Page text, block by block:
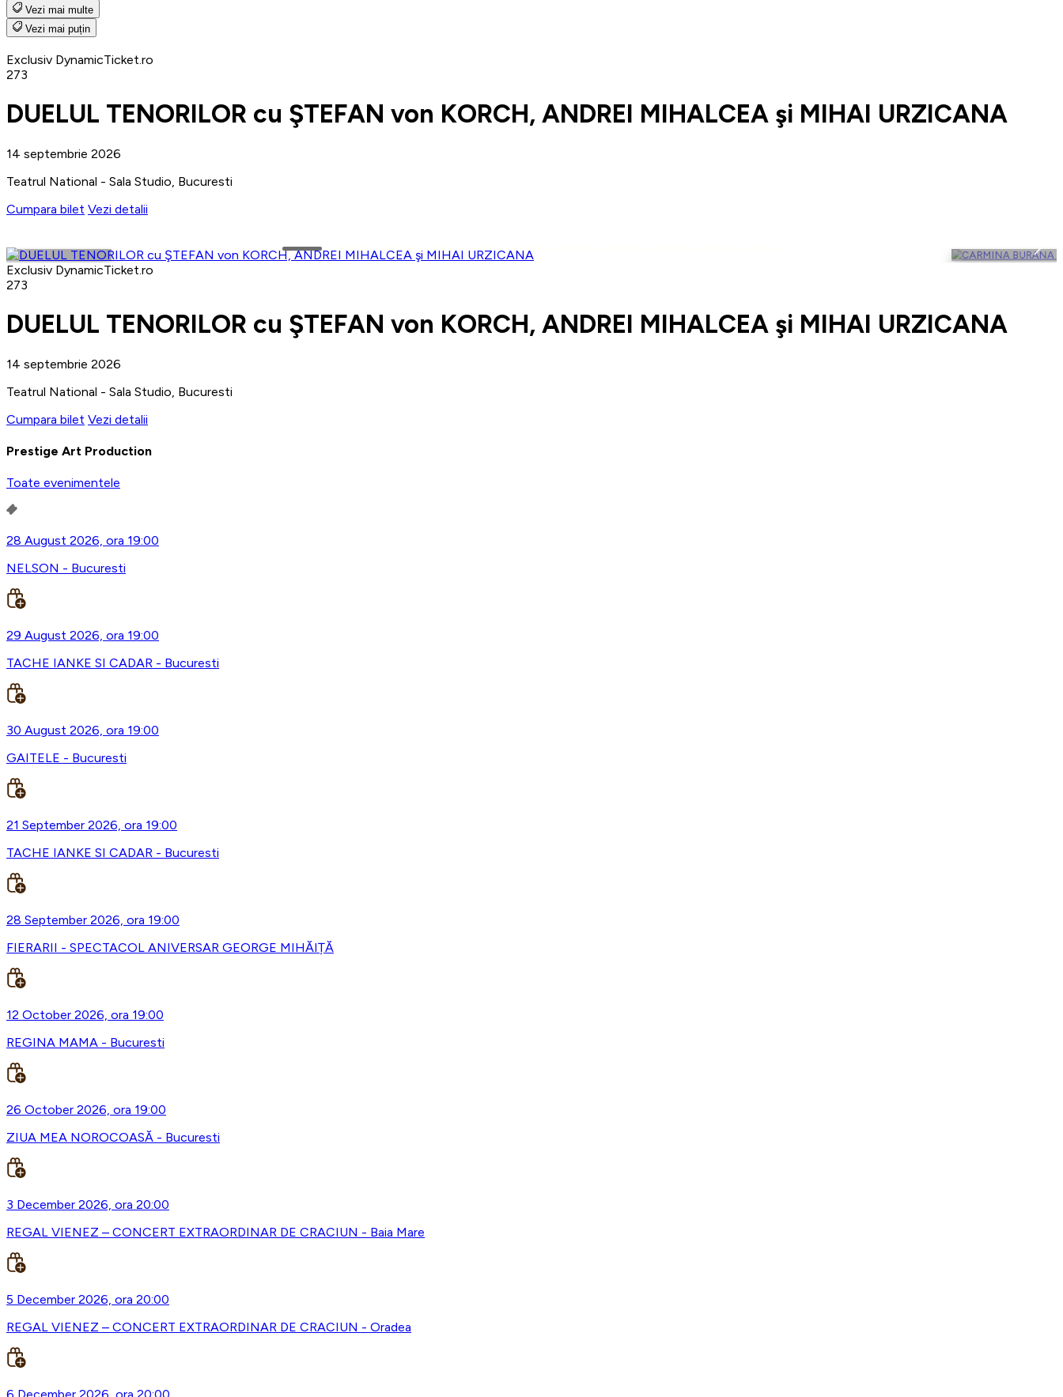
Vezi mai multe
Vezi mai puțin
Exclusiv DynamicTicket.ro
273
DUELUL TENORILOR cu ŞTEFAN von KORCH, ANDREI MIHALCEA şi MIHAI URZICANA
14 septembrie 2026
Teatrul National - Sala Studio, Bucuresti
Cumpara bilet Vezi detalii
Exclusiv DynamicTicket.ro
273
DUELUL TENORILOR cu ŞTEFAN von KORCH, ANDREI MIHALCEA şi MIHAI URZICANA
14 septembrie 2026
Teatrul National - Sala Studio, Bucuresti
Cumpara bilet Vezi detalii
Prestige Art Production
Toate evenimentele
28 August 2026, ora 19:00
NELSON - Bucuresti
29 August 2026, ora 19:00
TACHE IANKE SI CADAR - Bucuresti
30 August 2026, ora 19:00
GAITELE - Bucuresti
21 September 2026, ora 19:00
TACHE IANKE SI CADAR - Bucuresti
28 September 2026, ora 19:00
FIERARII - SPECTACOL ANIVERSAR GEORGE MIHĂIȚĂ
12 October 2026, ora 19:00
REGINA MAMA - Bucuresti
26 October 2026, ora 19:00
ZIUA MEA NOROCOASĂ - Bucuresti
3 December 2026, ora 20:00
REGAL VIENEZ – CONCERT EXTRAORDINAR DE CRACIUN - Baia Mare
5 December 2026, ora 20:00
REGAL VIENEZ – CONCERT EXTRAORDINAR DE CRACIUN - Oradea